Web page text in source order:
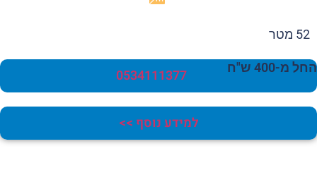
52 מטר
מ-400 ש"ח 0534111377
למידע נוסף >>